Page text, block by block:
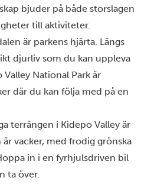
bjuder på både storslagen
till aktiviteter.
är parkens hjärta. Längs
djurliv som du kan uppleva
National Park är
där du kan följa med på en
terrängen i Kidepo Valley är
vacker, med frodig grönska
in i en fyrhjulsdriven bil
ta över.